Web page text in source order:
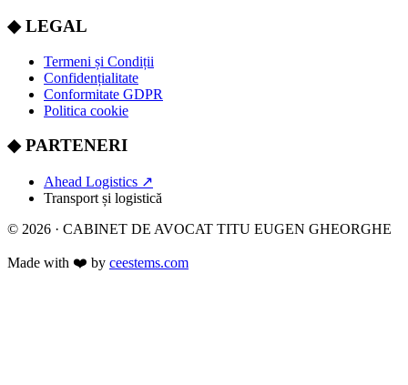
◆LEGAL
Termeni și Condiții
Confidențialitate
Conformitate GDPR
Politica cookie
◆PARTENERI
Ahead Logistics ↗
Transport și logistică
© 2026 · CABINET DE AVOCAT TITU EUGEN GHEORGHE
Made with ❤️ by ceestems.com